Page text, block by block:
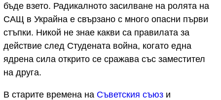
бъде взето. Радикалното засилване на ролята на
САЩ в Украйна е свързано с много опасни първи
стъпки. Никой не знае какви са правилата за
действие след Студената война, когато една
ядрена сила открито се сражава със заместител
на друга.
В старите времена на Съветския съюз и